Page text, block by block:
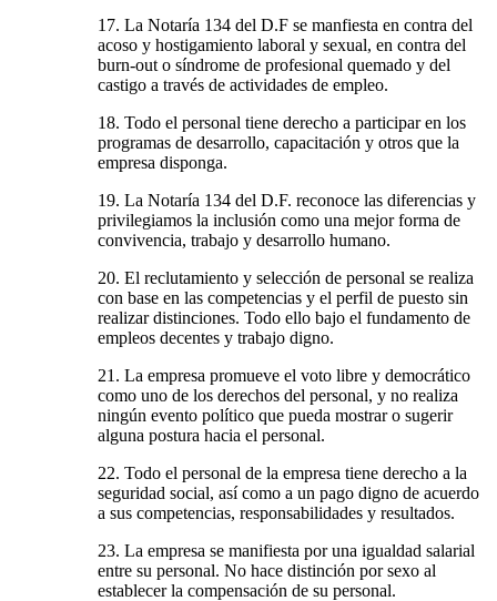
17. La Notaría 134 del D.F se manfiesta en contra del
acoso y hostigamiento laboral y sexual, en contra del
burn-out o síndrome de profesional quemado y del
castigo a través de actividades de empleo.
18. Todo el personal tiene derecho a participar en los
programas de desarrollo, capacitación y otros que la
empresa disponga.
19. La Notaría 134 del D.F. reconoce las diferencias y
privilegiamos la inclusión como una mejor forma de
convivencia, trabajo y desarrollo humano.
20. El reclutamiento y selección de personal se realiza
con base en las competencias y el perfil de puesto sin
realizar distinciones. Todo ello bajo el fundamento de
empleos decentes y trabajo digno.
21. La empresa promueve el voto libre y democrático
como uno de los derechos del personal, y no realiza
ningún evento político que pueda mostrar o sugerir
alguna postura hacia el personal.
22. Todo el personal de la empresa tiene derecho a la
seguridad social, así como a un pago digno de acuerdo
a sus competencias, responsabilidades y resultados.
23. La empresa se manifiesta por una igualdad salarial
entre su personal. No hace distinción por sexo al
establecer la compensación de su personal.